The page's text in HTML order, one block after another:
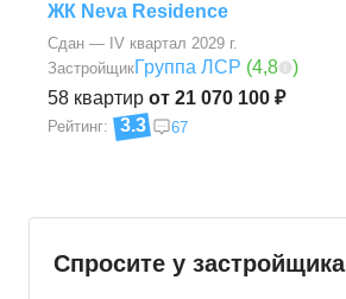
ЖК Neva Residence
Сдан — IV квартал 2029 г.
58 квартир от 21 070 100 ₽
ЗастройщикГруппа ЛСР (4,8 )
Рейтинг: 3.3 67
Спросите у застройщика